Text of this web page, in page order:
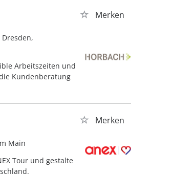
Merken
Arbeitszeiten und
Kundenberatung
Merken
Main
Tour und gestalte